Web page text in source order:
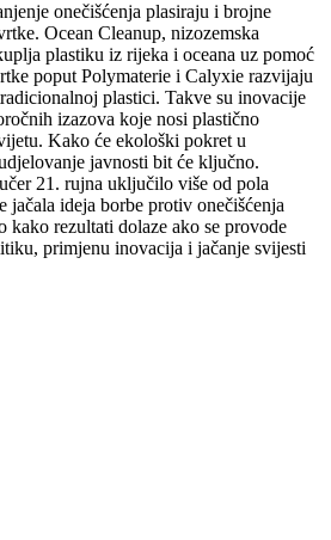
onečišćenja plasiraju i brojne
Ocean Cleanup, nizozemska
plastiku iz rijeka i oceana uz pomoć
poput Polymaterie i Calyxie razvijaju
plastici. Takve su inovacije
izazova koje nosi plastično
Kako će ekološki pokret u
javnosti bit će ključno.
21. rujna uključilo više od pola
jačala ideja borbe protiv onečišćenja
kako rezultati dolaze ako se provode
primjenu inovacija i jačanje svijesti